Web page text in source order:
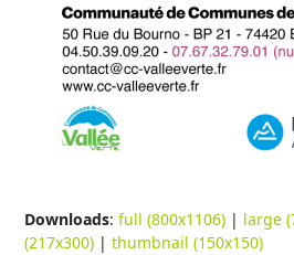
Downloads:full (800x1106) | large
(217x300) |thumbnail (150x150)